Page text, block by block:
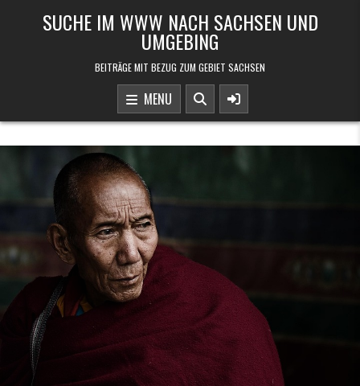
SUCHE IM WWW NACH SACHSEN UND
UMGEBING
BEITRÄGE MIT BEZUG ZUM GEBIET SACHSEN
MENU